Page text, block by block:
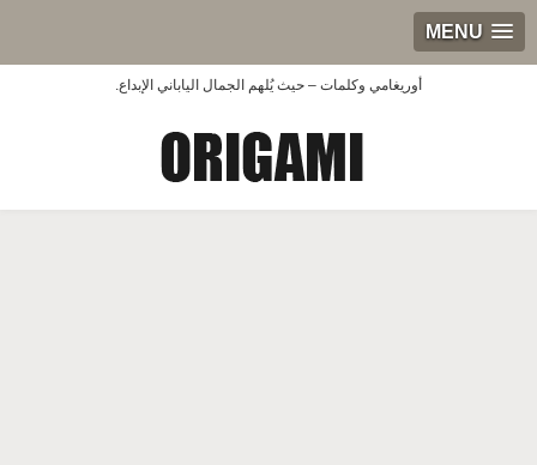
MENU
أوريغامي وكلمات – حيث يُلهم الجمال الياباني الإبداع.